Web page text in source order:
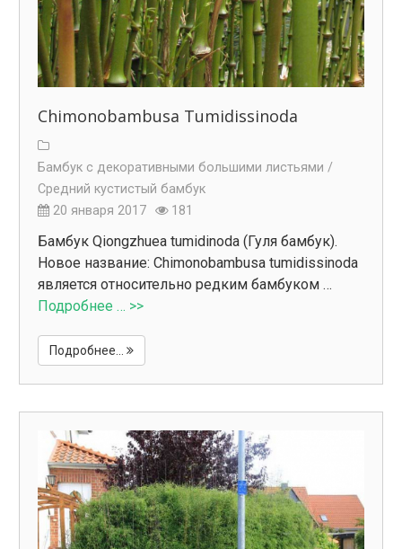
Chimonobambusa Tumidissinoda
Бамбук с декоративными большими листьями /
Средний кустистый бамбук
20 января 2017
181
Бамбук Qiongzhuea tumidinoda (Гуля бамбук).
Новое название: Chimonobambusa tumidissinoda
является относительно редким бамбуком …
Подробнее … >>
Подробнее...